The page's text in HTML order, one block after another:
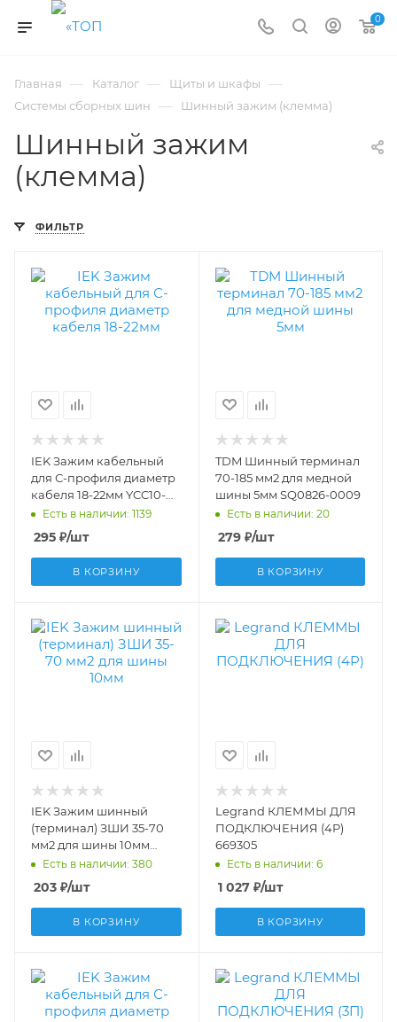
0
Главная — Каталог — Щиты и шкафы —
Системы сборных шин — Шинный зажим (клемма)
Шинный зажим
(клемма)
ФИЛЬТР
IEK Зажим кабельный
для С-профиля диаметр
кабеля 18-22мм YCC10-
30-18-022
Есть в наличии: 1139
295 ₽/шт
В КОРЗИНУ
TDM Шинный терминал
70-185 мм2 для медной
шины 5мм SQ0826-0009
Есть в наличии: 20
279₽/шт
В КОРЗИНУ
IEK Зажим шинный
(терминал) ЗШИ 35-70
мм2 для шины 10мм
YNT10-10-35-070
Есть в наличии: 380
203 ₽/шт
В КОРЗИНУ
Legrand КЛЕММЫ ДЛЯ
ПОДКЛЮЧЕНИЯ (4P)
669305
Есть в наличии: 6
1 027₽/шт
В КОРЗИНУ